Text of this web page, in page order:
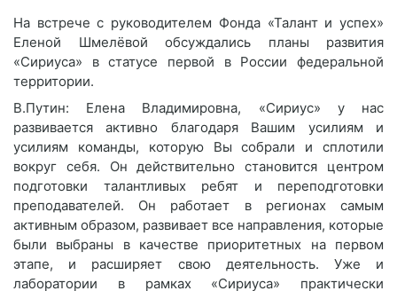
На встрече с руководителем Фонда «Талант и успех»
Еленой Шмелёвой обсуждались планы развития
«Сириуса» в статусе первой в России федеральной
территории.
В.Путин: Елена Владимировна, «Сириус» у нас
развивается активно благодаря Вашим усилиям и
усилиям команды, которую Вы собрали и сплотили
вокруг себя. Он действительно становится центром
подготовки талантливых ребят и переподготовки
преподавателей. Он работает в регионах самым
активным образом, развивает все направления, которые
были выбраны в качестве приоритетных на первом
этапе, и расширяет свою деятельность. Уже и
лаборатории в рамках «Сириуса» практически